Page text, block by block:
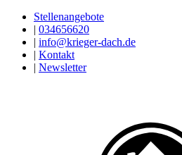
Stellenangebote
| 034656620
| info@krieger-dach.de
| Kontakt
| Newsletter